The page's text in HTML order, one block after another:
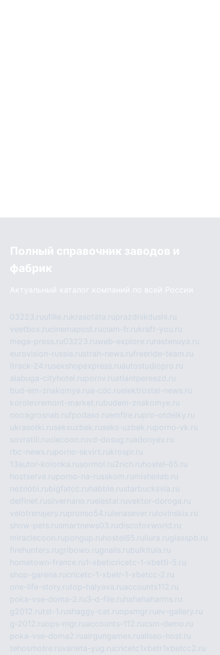
Полный справочник заводов и
фабрик
Актуальный каталог компаний по всей России
03223.ruufille.rukrasotata.ruprazdnikdushi.ru
veetbox.rucinemapost.ruciam-fr.rukraft-you.ru
mega-press.ru03223.ruweb-explore.ru rastenuya.ru
eurovision-russia.rustrah-news.rufreeride-team.ru
itrack-24.rusexshopexpress.ruautostudiopro.ru
alabuga-cityhotel.rupornv.ruatlantpereezd.ru
bud-em-znakomye.rua-cdc.ruelektrostal-news.ru
korolevremont-market.rubudem-znakomye.ru
oooagrosnab.rufpodaso.ruemfire.rupro-otdelky.ru
ukrasotki.ruseksuzbek.ruseks-uzbek.ruporno-vk.ru
sovratili.ruolecoon.ruvd-dosug.ruadonyev.ru
rbc-news.ruporno-skvirt.rukrospr.ru
13autor-kolonka.rusormol.ru2rich.ru hostel-65.ru
hostserve.ruporno-na-russkom.ru mishinlab.ru
neznobi.rubigfatcc.ru habble.rustarbucksvia.ru
delfinet.rusilvernano.ruelestal.ruvektor-doroga.ru
velotrenajery.rupronso54.ru lenasever.ru lovinskix.ru
show-pets.rusmartnews03.rudiscofoxworld.ru
miraclecoon.rupongup.ru hostel65.ru liura.ruglasspb.ru
firehunters.rugribowo.rugnalis.rubulkitula.ru
hometown-france.ru1-xbeticricetc-1-xbetti-5.ru
shop-garena.rucricetc-1-xbetr-1-xbetcc-2.ru
one-life-story.rutop-halyava.ruaccounts112.ru
poka-vse-doma-2.ru3-d-file.ru hahahaharms.ru
g2012.rutst-1.rushaggy-cat.ruopsmgr.ruev-gallery.ru
g-2012.ruops-mgr.ruaccounts-112.rucsm-demo.ru
poka-vse-doma2.ruairgungames.ruallseo-host.ru
tehosmotre.ruvarieta-yug.rucricetc1xbetr1xbetcc2.ru